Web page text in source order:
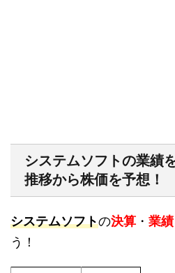
システムソフトの業績
推移から株価を予想！
システムソフトの決算 ・ 業績
う！